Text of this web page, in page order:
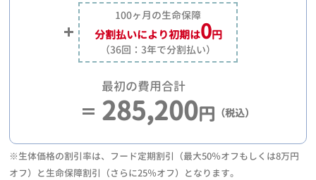
100ヶ月の生命保障
分割払いにより初期は0円
（36回：3年で分割払い）
最初の費用合計
285,200円 （税込）
※生体価格の割引率は、フード定期割引（最大50％オフもしくは8万円
オフ）と生命保障割引（さらに25％オフ）となります。